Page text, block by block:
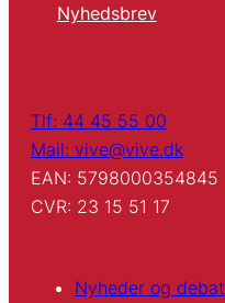
Nyhedsbrev
Tlf: 44 45 55 00
Mail: vive@vive.dk
EAN: 5798000354845
CVR: 23 15 51 17
Nyheder og debat